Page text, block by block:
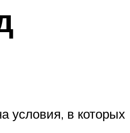
условия, в которых